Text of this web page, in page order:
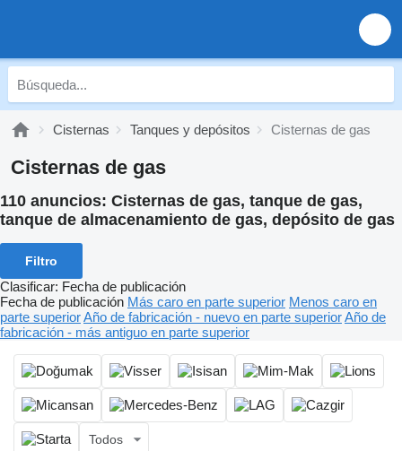
Cisternas Tanques y depósitos Cisternas de gas
Cisternas de gas
110 anuncios: Cisternas de gas, tanque de gas,
tanque de almacenamiento de gas, depósito de gas
Filtro
Clasificar: Fecha de publicación
Fecha de publicación Más caro en parte superior Menos caro en
parte superiorAño de fabricación - nuevo en parte superiorAño de
fabricación - más antiguo en parte superior
Todos